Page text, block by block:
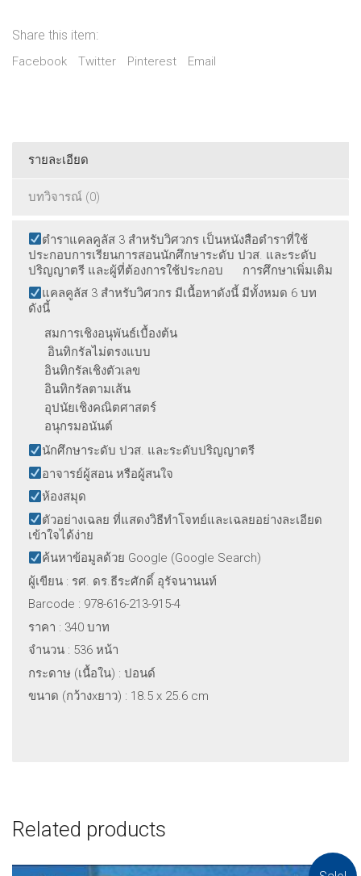
Share this item:
Facebook Twitter Pinterest Email
รายละเอียด
บทวิจารณ์ (0)
ตำราแคลคูลัส 3 สำหรับวิศวกร เป็นหนังสือตำราที่ใช้
ประกอบการเรียนการสอนนักศึกษาระดับ ปวส. และระดับ
ปริญญาตรี และผู้ที่ต้องการใช้ประกอบ การศึกษาเพิ่มเติม
แคลคูลัส 3 สำหรับวิศวกร มีเนื้อหาดังนี้ มีทั้งหมด 6 บท
ดังนี้
สมการเชิงอนุพันธ์เบื้องต้น
อินทิกรัลไม่ตรงแบบ
อินทิกรัลเชิงตัวเลข
อินทิกรัลตามเส้น
อุปนัยเชิงคณิตศาสตร์
อนุกรมอนันต์
นักศึกษาระดับ ปวส. และระดับปริญญาตรี
อาจารย์ผู้สอน หรือผู้สนใจ
ห้องสมุด
ตัวอย่างเฉลย ที่แสดงวิธีทำโจทย์และเฉลยอย่างละเอียด
เข้าใจได้ง่าย
ค้นหาข้อมูลด้วย Google (Google Search)
ผู้เขียน : รศ. ดร.ธีระศักดิ์ อุรัจนานนท์
Barcode : 978-616-213-915-4
ราคา : 340 บาท
จำนวน : 536 หน้า
กระดาษ (เนื้อใน) : ปอนด์
ขนาด (กว้างxยาว) : 18.5 x 25.6 cm
Related products